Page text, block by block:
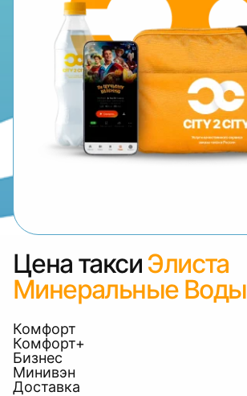
Цена такси Элиста
Минеральные Воды
Комфорт
Комфорт+
Бизнес
Минивэн
Доставка